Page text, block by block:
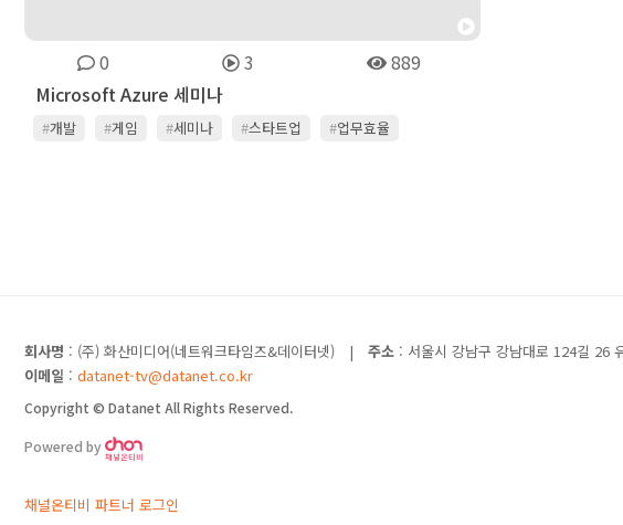
0 3
889
Microsoft Azure 세미나
#개발 #게임 #세미나 #스타트업 #업무효율
회사명 : (주) 화산미디어(네트워크타임즈&데이터넷) | 주소 : 서울시 강남구 강남대로 124길 26
이메일 : datanet-tv@datanet.co.kr
Copyright © Datanet All Rights Reserved.
Powered by
채널온티비 파트너 로그인